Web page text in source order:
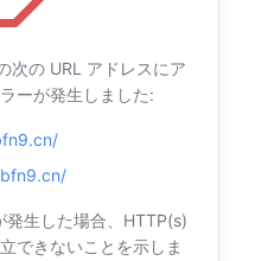
の URL アドレスにア
ーが発生しました:
生した場合、HTTP(s)
できないことを示しま